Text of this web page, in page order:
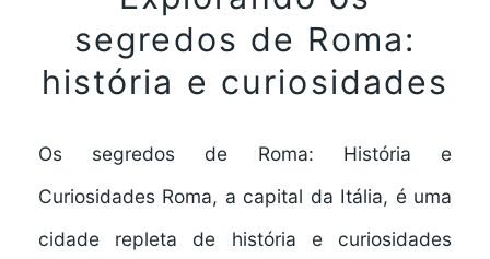
segredos de Roma:
história e curiosidades
Os segredos de Roma: História e
Curiosidades Roma, a capital da Itália, é uma
cidade repleta de história e curiosidades